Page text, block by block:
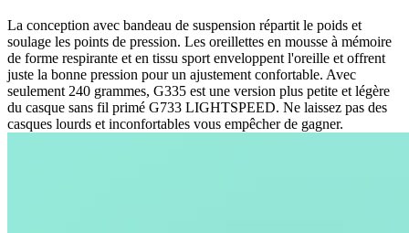
La conception avec bandeau de suspension répartit le poids et
soulage les points de pression. Les oreillettes en mousse à mémoire
de forme respirante et en tissu sport enveloppent l'oreille et offrent
juste la bonne pression pour un ajustement confortable. Avec
seulement 240 grammes, G335 est une version plus petite et légère
du casque sans fil primé G733 LIGHTSPEED. Ne laissez pas des
casques lourds et inconfortables vous empêcher de gagner.